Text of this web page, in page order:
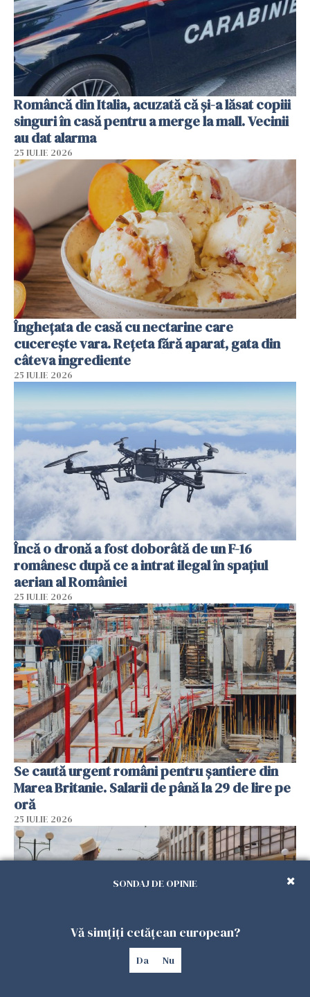
Româncă din Italia, acuzată că și-a lăsat copiii
singuri în casă pentru a merge la mall. Vecinii
au dat alarma
25 IULIE 2026
Înghețata de casă cu nectarine care
cucerește vara. Rețeta fără aparat, gata din
câteva ingrediente
25 IULIE 2026
Încă o dronă a fost doborâtă de un F-16
românesc după ce a intrat ilegal în spațiul
aerian al României
25 IULIE 2026
Se caută urgent români pentru șantiere din
Marea Britanie. Salarii de până la 29 de lire pe
oră
25 IULIE 2026
SONDAJ DE OPINIE
Vă simțiți cetățean european?
Da Nu